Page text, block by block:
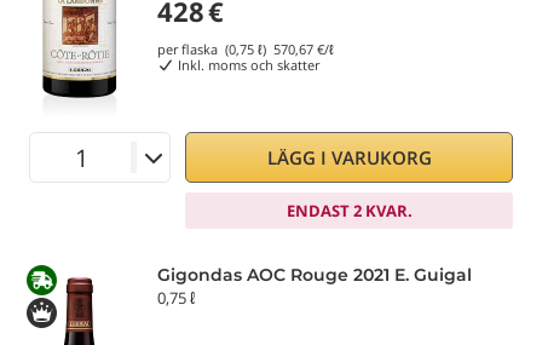
428€
per flaska (0,75 ℓ) 570,67 €/ℓ
Inkl. moms och skatter
LÄGG I VARUKORG
ENDAST 2 KVAR.
Gigondas AOC Rouge 2021 E. Guigal
0,75 ℓ